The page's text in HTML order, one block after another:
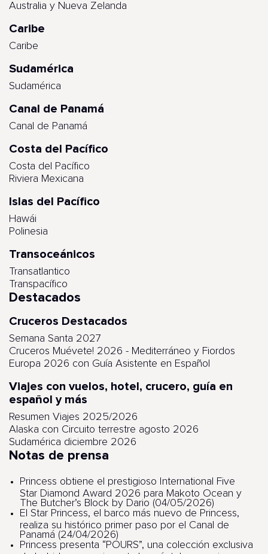
Australia y Nueva Zelanda
Caribe
Caribe
Sudamérica
Sudamérica
Canal de Panamá
Canal de Panamá
Costa del Pacífico
Costa del Pacífico
Riviera Mexicana
Islas del Pacífico
Hawái
Polinesia
Transoceánicos
Transatlantico
Transpacífico
Destacados
Cruceros Destacados
Semana Santa 2027
Cruceros Muévete! 2026 - Mediterráneo y Fiordos
Europa 2026 con Guía Asistente en Español
Viajes con vuelos, hotel, crucero, guía en
español y más
Resumen Viajes 2025/2026
Alaska con Circuito terrestre agosto 2026
Sudamérica diciembre 2026
Notas de prensa
Princess obtiene el prestigioso International Five
Star Diamond Award 2026 para Makoto Ocean y
The Butcher’s Block by Dario (04/05/2026)
El Star Princess, el barco más nuevo de Princess,
realiza su histórico primer paso por el Canal de
Panamá (24/04/2026)
Princess presenta “POURS”, una colección exclusiva